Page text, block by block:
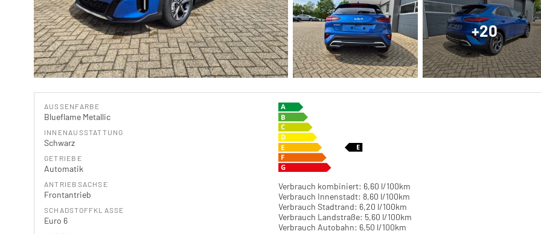
+20
AUSSENFARBE
Blueflame Metallic
INNENAUSSTATTUNG
Schwarz
GETRIEBE
Automatik
ANTRIEBSACHSE
Frontantrieb
SCHADSTOFFKLASSE
Euro 6
Verbrauch kombiniert: 6,60 l/100km
Verbrauch Innenstadt: 8,60 l/100km
Verbrauch Stadtrand: 6,20 l/100km
Verbrauch Landstraße: 5,60 l/100km
Verbrauch Autobahn: 6,50 l/100km